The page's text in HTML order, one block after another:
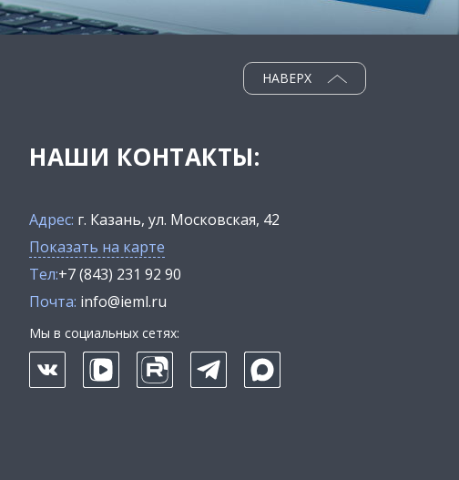
НАВЕРХ
НАШИ КОНТАКТЫ:
Адрес: г. Казань, ул. Московская, 42
Показать на карте
Тел:+7 (843) 231 92 90
Почта: info@ieml.ru
Мы в социальных сетях: